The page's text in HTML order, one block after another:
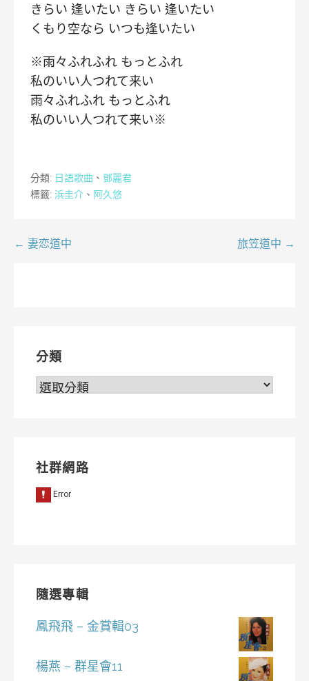
きらい 逢いたい きらい 逢いたい
くもり空なら いつも逢いたい
※雨々ふれふれ もっとふれ
私のいい人つれて来い
雨々ふれふれ もっとふれ
私のいい人つれて来い※
分類: 日語歌曲 、 鄧麗君
標籤: 浜圭介 、 阿久悠
文← 妻恋道中 旅笠道中 →
分類
分
社群網路
隨選專輯
鳳飛飛 – 金賞輯03
楊燕 – 群星會11